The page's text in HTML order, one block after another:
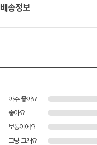
배송정보
아주 좋아요
좋아요
보통이에요
그냥 그래요